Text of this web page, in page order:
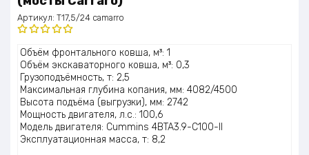
Артикул: T17,5/24 camarro
Оценка
5.00из 5
Объём фронтального ковша, м³: 1
Объём экскаваторного ковша, м³: 0,3
Грузоподъёмность, т: 2,5
Максимальная глубина копания, мм: 4082/4500
Высота подъёма (выгрузки), мм: 2742
Мощность двигателя, л.с.: 100,6
Модель двигателя: Cummins 4BTA3.9-C100-II
Эксплуатационная масса, т: 8,2